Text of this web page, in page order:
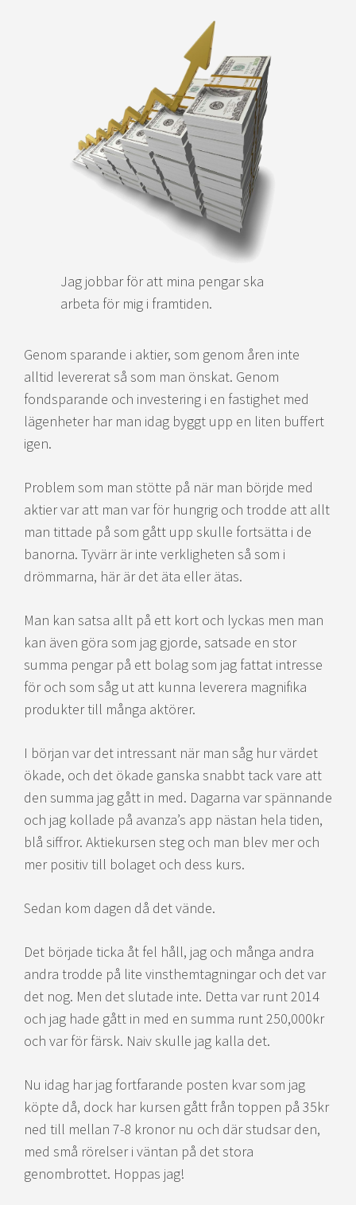
Jag jobbar för att mina pengar ska
arbeta för mig i framtiden.
Genom sparande i aktier, som genom åren inte
alltid levererat så som man önskat. Genom
fondsparande och investering i en fastighet med
lägenheter har man idag byggt upp en liten buffert
igen.
Problem som man stötte på när man börjde med
aktier var att man var för hungrig och trodde att allt
man tittade på som gått upp skulle fortsätta i de
banorna. Tyvärr är inte verkligheten så som i
drömmarna, här är det äta eller ätas.
Man kan satsa allt på ett kort och lyckas men man
kan även göra som jag gjorde, satsade en stor
summa pengar på ett bolag som jag fattat intresse
för och som såg ut att kunna leverera magnifika
produkter till många aktörer.
I början var det intressant när man såg hur värdet
ökade, och det ökade ganska snabbt tack vare att
den summa jag gått in med. Dagarna var spännande
och jag kollade på avanza’s app nästan hela tiden,
blå siffror. Aktiekursen steg och man blev mer och
mer positiv till bolaget och dess kurs.
Sedan kom dagen då det vände.
Det började ticka åt fel håll, jag och många andra
andra trodde på lite vinsthemtagningar och det var
det nog. Men det slutade inte. Detta var runt 2014
och jag hade gått in med en summa runt 250,000kr
och var för färsk. Naiv skulle jag kalla det.
Nu idag har jag fortfarande posten kvar som jag
köpte då, dock har kursen gått från toppen på 35kr
ned till mellan 7-8 kronor nu och där studsar den,
med små rörelser i väntan på det stora
genombrottet. Hoppas jag!